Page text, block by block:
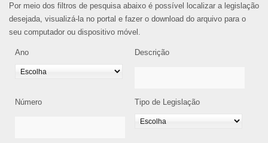
Por meio dos filtros de pesquisa abaixo é possível localizar a legislação
desejada, visualizá-la no portal e fazer o download do arquivo para o
seu computador ou dispositivo móvel.
Ano Descrição
Número Tipo de Legislação